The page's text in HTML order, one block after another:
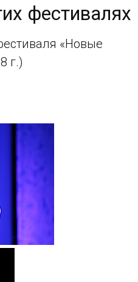
фестивалях
«Новые
г.)